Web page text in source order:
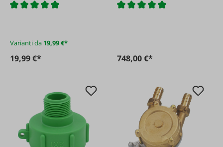
Storz
Varianti da 19,99 €*
19,99 €* 748,00 €*